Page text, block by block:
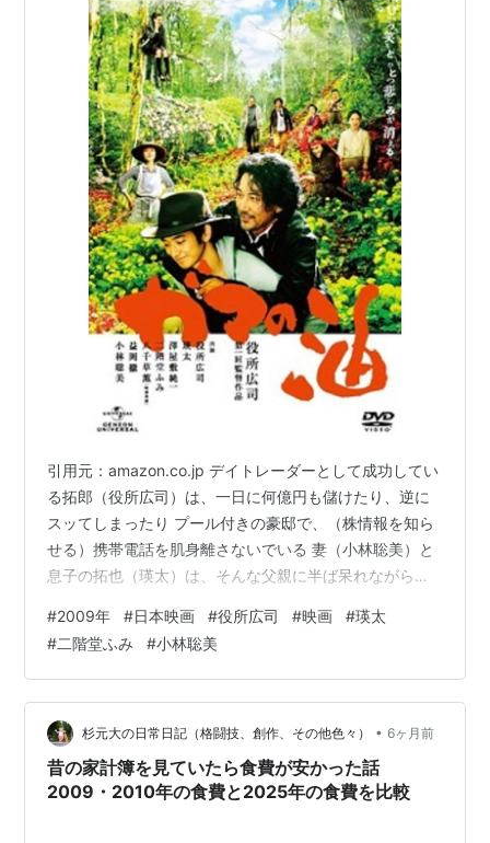
引用元：amazon.co.jp デイトレーダーとして成功してい
る拓郎（役所広司）は、一日に何億円も儲けたり、逆に
スッてしまったり プール付きの豪邸で、（株情報を知ら
せる）携帯電話を肌身離さないでいる 妻（小林聡美）と
息子の拓也（瑛太）は、そんな父親に半ば呆れながら
に轢かれ意識不明の重体になる そんな拓也には（片時も
離れたくないほどに好かれている）彼女（二階堂ふみ）
がいて、事故の後もひっきりなしに拓也の携帯電話が鳴
り続ける 役所広司の監督（主演）デビュー作 小林聡美と
は夫婦らしく映らなかったけれど、なかなか個性的な作
品だった 2009年公開の…
#2009年 #日本映画 #役所広司 #映画 #瑛太
#二階堂ふみ #小林聡美
杉元大の日常日記（格闘技、創作、その他色々） • 6ヶ月前
昔の家計簿を見ていたら食費が安かった話
2009・2010年の食費と2025年の食費を比較